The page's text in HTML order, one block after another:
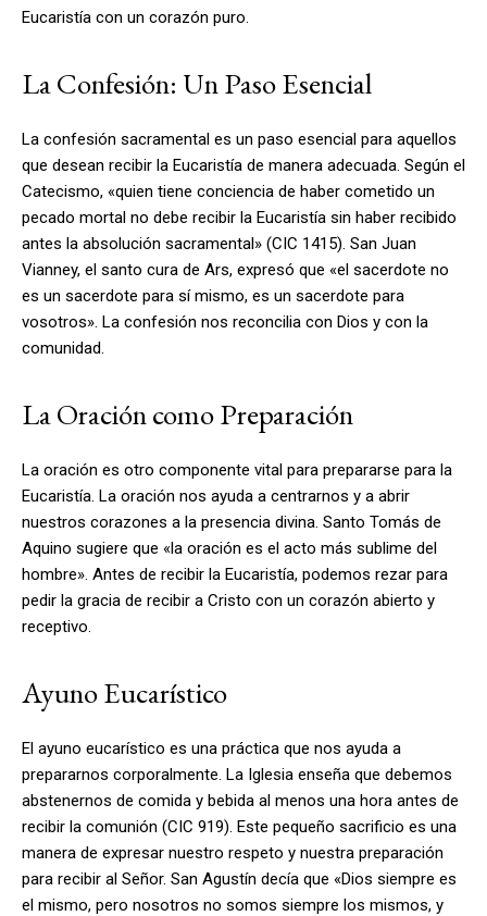
Eucaristía con un corazón puro.
La Confesión: Un Paso Esencial
La confesión sacramental es un paso esencial para aquellos
que desean recibir la Eucaristía de manera adecuada. Según el
Catecismo, «quien tiene conciencia de haber cometido un
pecado mortal no debe recibir la Eucaristía sin haber recibido
antes la absolución sacramental» (CIC 1415). San Juan
Vianney, el santo cura de Ars, expresó que «el sacerdote no
es un sacerdote para sí mismo, es un sacerdote para
vosotros». La confesión nos reconcilia con Dios y con la
comunidad.
La Oración como Preparación
La oración es otro componente vital para prepararse para la
Eucaristía. La oración nos ayuda a centrarnos y a abrir
nuestros corazones a la presencia divina. Santo Tomás de
Aquino sugiere que «la oración es el acto más sublime del
hombre». Antes de recibir la Eucaristía, podemos rezar para
pedir la gracia de recibir a Cristo con un corazón abierto y
receptivo.
Ayuno Eucarístico
El ayuno eucarístico es una práctica que nos ayuda a
prepararnos corporalmente. La Iglesia enseña que debemos
abstenernos de comida y bebida al menos una hora antes de
recibir la comunión (CIC 919). Este pequeño sacrificio es una
manera de expresar nuestro respeto y nuestra preparación
para recibir al Señor. San Agustín decía que «Dios siempre es
el mismo, pero nosotros no somos siempre los mismos, y